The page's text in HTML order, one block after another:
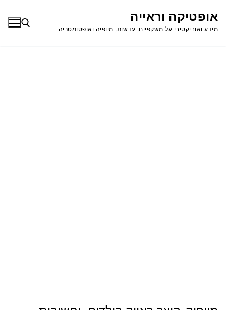
לתוכןאופטיקה וראייה
מידע ואוביקטיבי על משקפיים, עדשות, מיופיה ואופטומטריה